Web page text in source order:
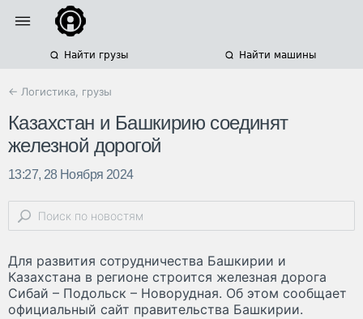
Найти грузы Найти машины
← Логистика, грузы
Казахстан и Башкирию соединят
железной дорогой
13:27, 28 Ноября 2024
Для развития сотрудничества Башкирии и
Казахстана в регионе строится железная дорога
Сибай – Подольск – Новорудная. Об этом сообщает
официальный сайт правительства Башкирии.